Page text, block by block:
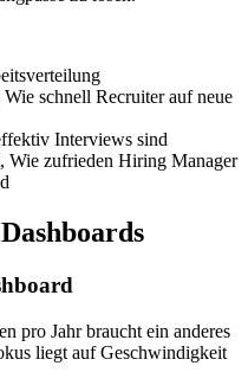
Wie schnell Recruiter auf neue
Interviews sind
, Wie zufrieden Hiring Manager
pro Jahr braucht ein anderes
liegt auf Geschwindigkeit